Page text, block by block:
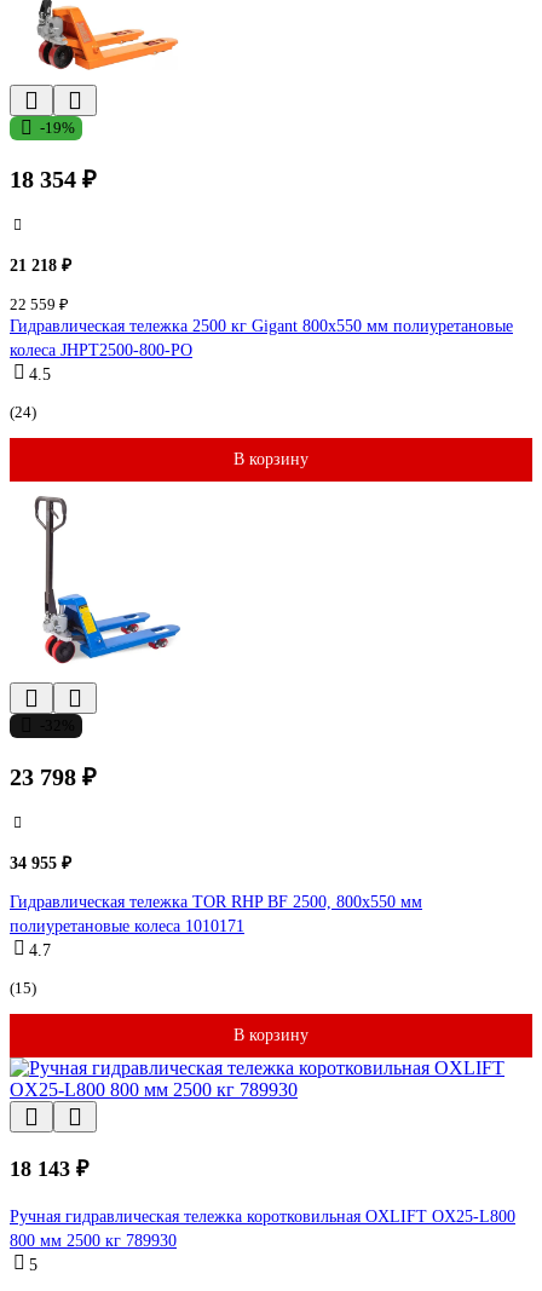
-19%
18 354 ₽
21 218 ₽
22 559 ₽
Гидравлическая тележка 2500 кг Gigant 800x550 мм полиуретановые
колеса JHPT2500-800-PO
4.5
(24)
В корзину
23 798 ₽
34 955 ₽
Гидравлическая тележка TOR RHP BF 2500, 800x550 мм
полиуретановые колеса 1010171
4.7
(15)
В корзину
18 143 ₽
Ручная гидравлическая тележка коротковильная OXLIFT OX25-L800
800 мм 2500 кг 789930
5